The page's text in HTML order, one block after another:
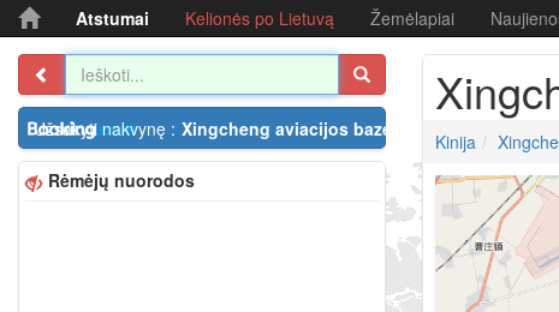
Atstumai Kelionės po Lietuvą Žemėlapiai
Užsakyti nakvynę : Xingcheng aviacijos bazė
Rėmėjų nuorodos
Kinija